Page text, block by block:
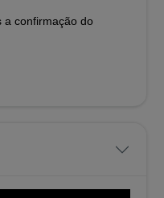
a confirmação do